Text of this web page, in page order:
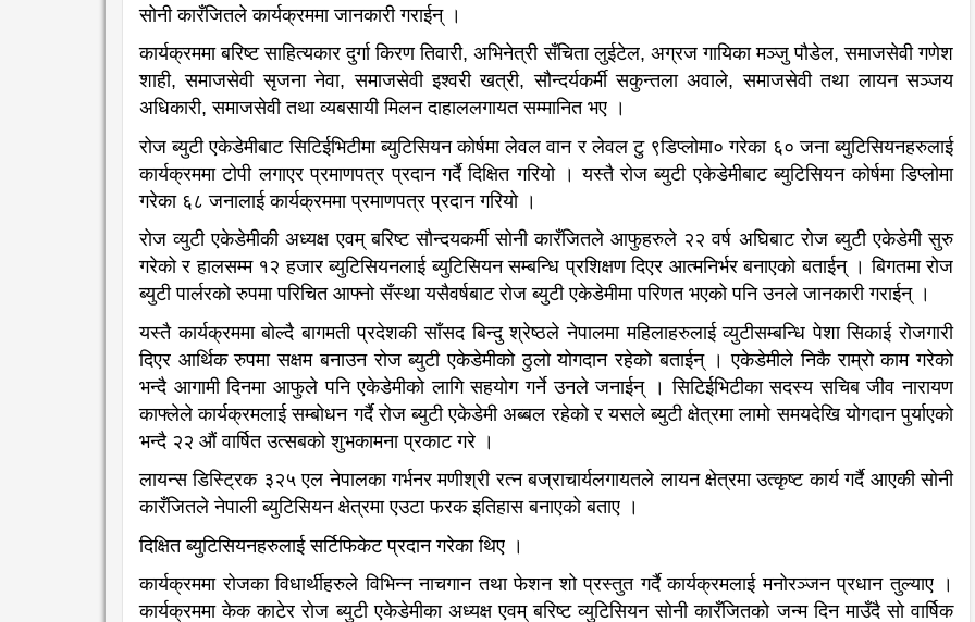
सोनी कारँजितले कार्यक्रममा जानकारी गराईन् ।
कार्यक्रममा बरिष्ट साहित्यकार दुर्गा किरण तिवारी, अभिनेत्री सँचिता लुईटेल, अग्रज गायिका मञ्जु पौडेल, समाजसेवी गणेश
शाही, समाजसेवी सृजना नेवा, समाजसेवी इश्वरी खत्री, सौन्दर्यकर्मी सकुन्तला अवाले, समाजसेवी तथा लायन सञ्जय
अधिकारी, समाजसेवी तथा व्यबसायी मिलन दाहाललगायत सम्मानित भए ।
रोज ब्युटी एकेडेमीबाट सिटिईभिटीमा ब्युटिसियन कोर्षमा लेवल वान र लेवल टु ९डिप्लोमा० गरेका ६० जना ब्युटिसियनहरुलाई
कार्यक्रममा टोपी लगाएर प्रमाणपत्र प्रदान गर्दै दिक्षित गरियो । यस्तै रोज ब्युटी एकेडेमीबाट ब्युटिसियन कोर्षमा डिप्लोमा
गरेका ६८ जनालाई कार्यक्रममा प्रमाणपत्र प्रदान गरियो ।
रोज व्युटी एकेडेमीकी अध्यक्ष एवम् बरिष्ट सौन्दयकर्मी सोनी कारँजितले आफुहरुले २२ वर्ष अघिबाट रोज ब्युटी एकेडेमी सुरु
गरेको र हालसम्म १२ हजार ब्युटिसियनलाई ब्युटिसियन सम्बन्धि प्रशिक्षण दिएर आत्मनिर्भर बनाएको बताईन् । बिगतमा रोज
ब्युटी पार्लरको रुपमा परिचित आफ्नो सँस्था यसैवर्षबाट रोज ब्युटी एकेडेमीमा परिणत भएको पनि उनले जानकारी गराईन् ।
यस्तै कार्यक्रममा बोल्दै बागमती प्रदेशकी साँसद बिन्दु श्रेष्ठले नेपालमा महिलाहरुलाई व्युटीसम्बन्धि पेशा सिकाई रोजगारी
दिएर आर्थिक रुपमा सक्षम बनाउन रोज ब्युटी एकेडेमीको ठुलो योगदान रहेको बताईन् । एकेडेमीले निकै राम्रो काम गरेको
भन्दै आगामी दिनमा आफुले पनि एकेडेमीको लागि सहयोग गर्ने उनले जनाईन् । सिटिईभिटीका सदस्य सचिब जीव नारायण
काफ्लेले कार्यक्रमलाई सम्बोधन गर्दै रोज ब्युटी एकेडेमी अब्बल रहेको र यसले ब्युटी क्षेत्रमा लामो समयदेखि योगदान पुर्याएको
भन्दै २२ औं वार्षित उत्सबको शुभकामना प्रकाट गरे ।
लायन्स डिस्ट्रिक ३२५ एल नेपालका गर्भनर मणीश्री रत्न बज्राचार्यलगायतले लायन क्षेत्रमा उत्कृष्ट कार्य गर्दै आएकी सोनी
कारँजितले नेपाली ब्युटिसियन क्षेत्रमा एउटा फरक इतिहास बनाएको बताए ।
दिक्षित ब्युटिसियनहरुलाई सर्टिफिकेट प्रदान गरेका थिए ।
कार्यक्रममा रोजका विधार्थीहरुले विभिन्न नाचगान तथा फेशन शो प्रस्तुत गर्दै कार्यक्रमलाई मनोरञ्जन प्रधान तुल्याए ।
कार्यक्रममा केक काटेर रोज ब्युटी एकेडेमीका अध्यक्ष एवम् बरिष्ट व्युटिसियन सोनी कारँजितको जन्म दिन माउँदै सो वार्षिक